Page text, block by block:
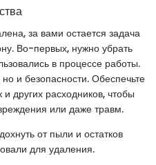
за вами остается задача
Во-первых, нужно убрать
в процессе работы.
и безопасности. Обеспечьте
других расходников, чтобы
или даже травм.
от пыли и остатков
для удаления.